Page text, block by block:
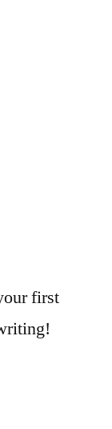
first